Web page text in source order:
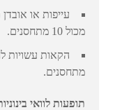
מכול 10 מתחסנים.
מתחסנים.
תופעות לוואי